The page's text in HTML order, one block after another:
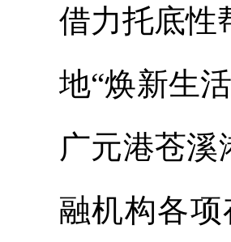
借力托底性
地“焕新生活
广元港苍
融机构各